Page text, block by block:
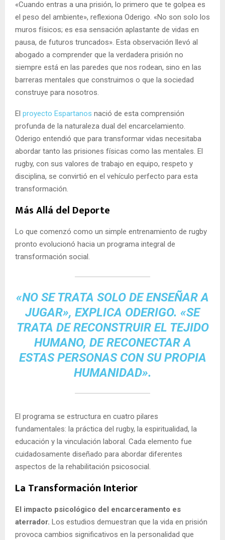
«Cuando entras a una prisión, lo primero que te golpea es
el peso del ambiente», reflexiona Oderigo. «No son solo los
muros físicos; es esa sensación aplastante de vidas en
pausa, de futuros truncados». Esta observación llevó al
abogado a comprender que la verdadera prisión no
siempre está en las paredes que nos rodean, sino en las
barreras mentales que construimos o que la sociedad
construye para nosotros.
El proyecto Espartanos nació de esta comprensión
profunda de la naturaleza dual del encarcelamiento.
Oderigo entendió que para transformar vidas necesitaba
abordar tanto las prisiones físicas como las mentales. El
rugby, con sus valores de trabajo en equipo, respeto y
disciplina, se convirtió en el vehículo perfecto para esta
transformación.
Más Allá del Deporte
Lo que comenzó como un simple entrenamiento de rugby
pronto evolucionó hacia un programa integral de
transformación social.
«NO SE TRATA SOLO DE ENSEÑAR A
JUGAR», EXPLICA ODERIGO. «SE
TRATA DE RECONSTRUIR EL TEJIDO
HUMANO, DE RECONECTAR A
ESTAS PERSONAS CON SU PROPIA
HUMANIDAD».
El programa se estructura en cuatro pilares
fundamentales: la práctica del rugby, la espiritualidad, la
educación y la vinculación laboral. Cada elemento fue
cuidadosamente diseñado para abordar diferentes
aspectos de la rehabilitación psicosocial.
La Transformación Interior
El impacto psicológico del encarceramento es
aterrador. Los estudios demuestran que la vida en prisión
provoca cambios significativos en la personalidad que